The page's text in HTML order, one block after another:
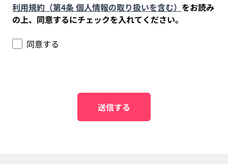
利用規約（第4条 個人情報の取り扱いを含む） をお読み
の上、同意するにチェックを入れてください。
同意する
送信する